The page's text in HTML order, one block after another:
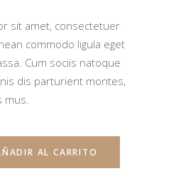
sit amet, consectetuer
commodo ligula eget
Cum sociis natoque
dis parturient montes,
mus.
AL CARRITO